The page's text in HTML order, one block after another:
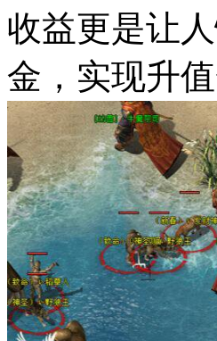
收益更是让
金，实现升值